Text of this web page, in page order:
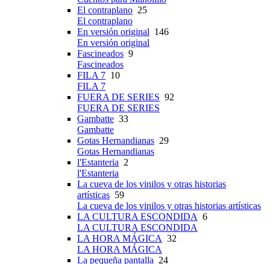
El contraplano 25
El contraplano
En versión original 146
En versión original
Fascineados 9
Fascineados
FILA 7 10
FILA 7
FUERA DE SERIES 92
FUERA DE SERIES
Gambatte 33
Gambatte
Gotas Hernandianas 29
Gotas Hernandianas
l'Estanteria 2
l'Estanteria
La cueva de los vinilos y otras historias
artísticas 59
La cueva de los vinilos y otras historias artísticas
LA CULTURA ESCONDIDA 6
LA CULTURA ESCONDIDA
LA HORA MÁGICA 32
LA HORA MÁGICA
La pequeña pantalla 24